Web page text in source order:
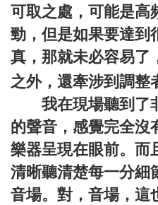
可取之處，可能是高
勁，但是如果要達到
真，那就未必容易了
之外，還牽涉到調整
我在現場聽到了
的聲音，感覺完全沒
樂器呈現在眼前。而
清晰聽清楚每一分細
音場。對，音場，這